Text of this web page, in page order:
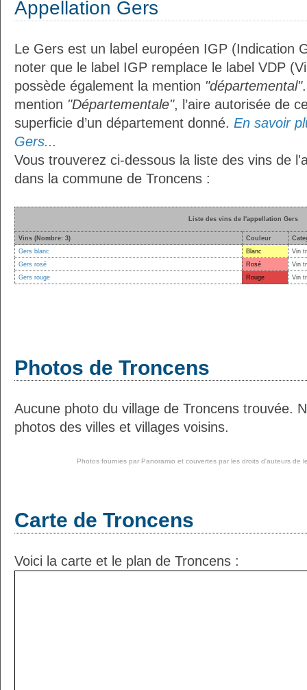
Appellation Gers
Le Gers est un label européen IGP (Indication
noter que le label IGP remplace le label VDP
possède également la mention "départemental"
mention "Départementale", l’aire autorisée de
superficie d’un département donné. En savoir
Gers...
Vous trouverez ci-dessous la liste des vins de
dans la commune de Troncens :
Liste des vins de l'appellation Gers
Vins (Nombre: 3) Couleur
Gers blanc
Blanc
Vin
Gers rosé
Rosé
Vin
Gers rouge
Rouge Vin
Photos de Troncens
Aucune photo du village de Troncens trouvée.
photos des villes et villages voisins.
Photos fournies par Panoramio et couvertes par les droits d'auteurs de
Carte de Troncens
Voici la carte et le plan de Troncens :